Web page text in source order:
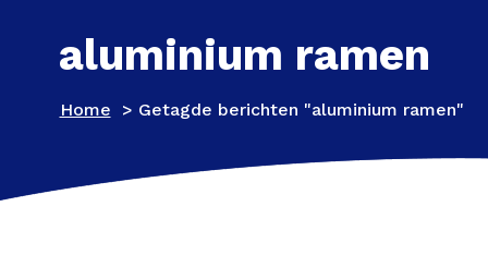
aluminium ramen
Home > Getagde berichten "aluminium ramen"